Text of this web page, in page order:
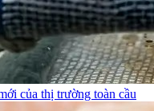
của thị trường toàn cầu